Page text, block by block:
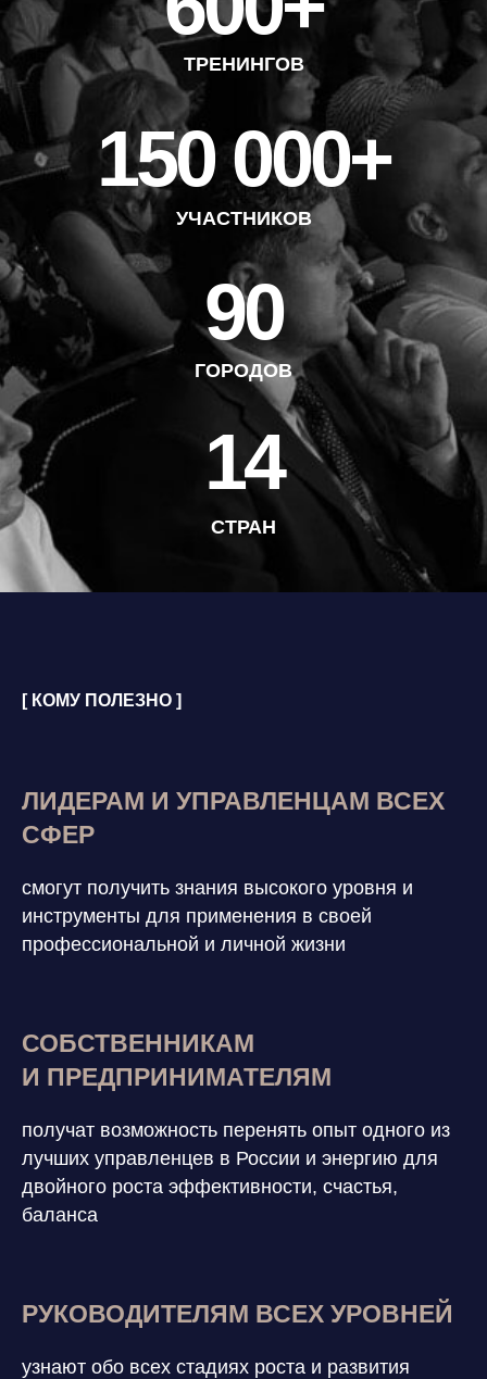
ТРЕНИНГОВ
УЧАСТНИКОВ
150 000+
90
ГОРОДОВ
14
СТРАН
[ КОМУ ПОЛЕЗНО ]
ЛИДЕРАМ И УПРАВЛЕНЦАМ ВСЕХ
СФЕР
смогут получить знания высокого уровня и
инструменты для применения в своей
профессиональной и личной жизни
СОБСТВЕННИКАМ
И ПРЕДПРИНИМАТЕЛЯМ
получат возможность перенять опыт одного из
лучших управленцев в России и энергию для
двойного роста эффективности, счастья,
баланса
РУКОВОДИТЕЛЯМ ВСЕХ УРОВНЕЙ
узнают обо всех стадиях роста и развития